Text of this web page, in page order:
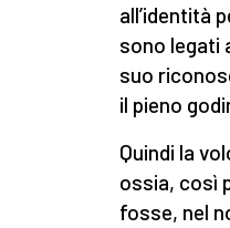
all’identità
sono legati
suo
il pieno
Quindi la
ossia, così
fosse, nel